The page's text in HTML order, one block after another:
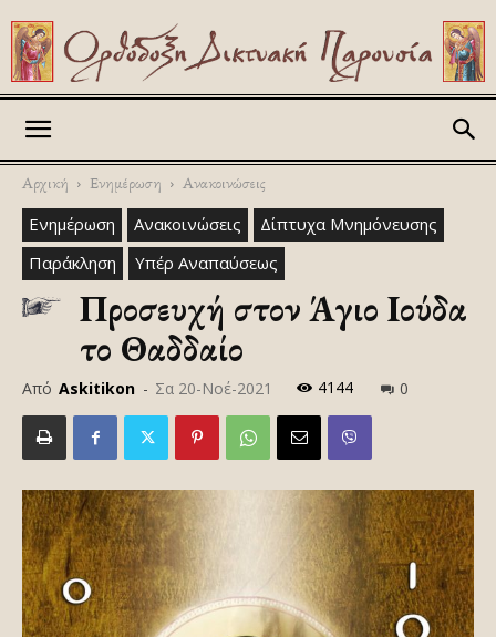
Αρχική Ενημέρωση Ανακοινώσεις
Ενημέρωση Ανακοινώσεις
Δίπτυχα Μνημόνευσης
Παράκληση
Υπέρ Αναπαύσεως
Προσευχή στον Άγιο Ιούδα
το Θαδδαίο
Από Askitikon - Σα 20-Νοέ-2021 4144 0